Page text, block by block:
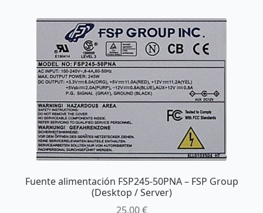
Fuente alimentación FSP245-50PNA – FSP Group
(Desktop / Server)
25,00€